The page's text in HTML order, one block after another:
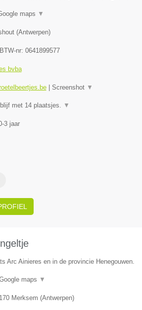
maps ▼
(Antwerpen)
nr: 0641899577
bvba
| Screenshot ▼
met 14 plaatsjes. ▼
3 jaar
Arc Ainieres en in de provincie Henegouwen.
maps ▼
Merksem (Antwerpen)